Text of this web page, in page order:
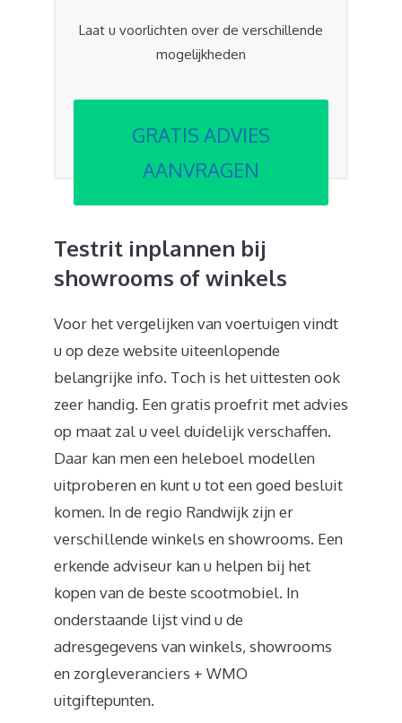
Laat u voorlichten over de verschillende
mogelijkheden
GRATIS ADVIES
AANVRAGEN
Testrit inplannen bij
showrooms of winkels
Voor het vergelijken van voertuigen vindt
u op deze website uiteenlopende
belangrijke info. Toch is het uittesten ook
zeer handig. Een gratis proefrit met advies
op maat zal u veel duidelijk verschaffen.
Daar kan men een heleboel modellen
uitproberen en kunt u tot een goed besluit
komen. In de regio Randwijk zijn er
verschillende winkels en showrooms. Een
erkende adviseur kan u helpen bij het
kopen van de beste scootmobiel. In
onderstaande lijst vind u de
adresgegevens van winkels, showrooms
en zorgleveranciers + WMO
uitgiftepunten.